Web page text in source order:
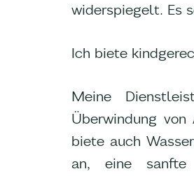
widerspiegelt. Es
Ich biete
Meine
Überwindung
biete auch
an, eine sanfte